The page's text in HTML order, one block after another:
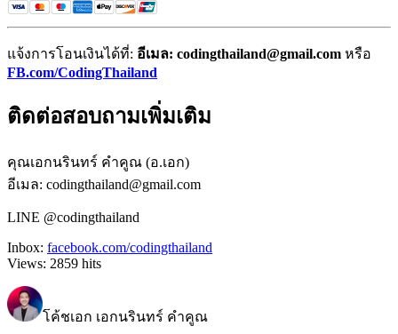
แจ้งการโอนเงินได้ที่: อีเมล: codingthailand@gmail.com หรือ
FB.com/CodingThailand
ติดต่อสอบถามเพิ่มเติม
คุณเอกนรินทร์ คำคูณ (อ.เอก)
อีเมล: codingthailand@gmail.com
LINE @codingthailand
Inbox: facebook.com/codingthailand
Views: 2859 hits
โค้ชเอก เอกนรินทร์ คำคูณ